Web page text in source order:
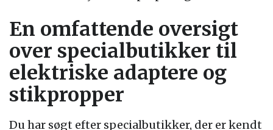
En omfattende oversigt
over specialbutikker til
elektriske adaptere og
stikpropper
Du har søgt efter specialbutikker, der er kendt